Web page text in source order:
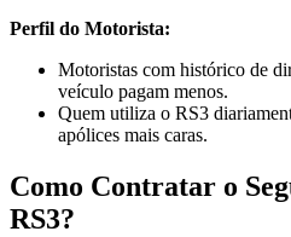
Perfil do Motorista:
Motoristas com histórico de
veículo pagam menos.
Quem utiliza o RS3
apólices mais caras.
Como Contratar o
RS3?